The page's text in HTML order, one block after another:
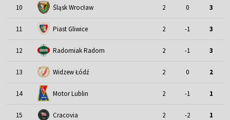
10 Śląsk Wrocław 2 0 3
11 Piast Gliwice 2 -1 3
12 Radomiak Radom 2 -1 3
13 Widzew Łódź 2 0 2
14 Motor Lublin 2 -1 1
15 Cracovia 2 -2 1